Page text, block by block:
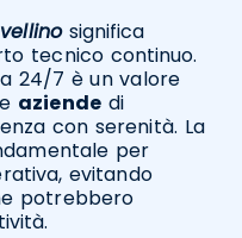
significa
tecnico continuo.
24/7 è un valore
aziendedi
con serenità. La
per
evitando
potrebbero